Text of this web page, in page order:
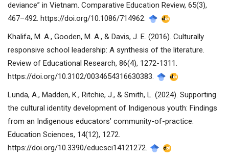
deviance” in Vietnam. Comparative Education Review, 65(3),
467–492. https://doi.org/10.1086/714962.
Khalifa, M. A., Gooden, M. A., & Davis, J. E. (2016). Culturally
responsive school leadership: A synthesis of the literature.
Review of Educational Research, 86(4), 1272-1311.
https://doi.org/10.3102/0034654316630383.
Lunda, A., Madden, K., Ritchie, J., & Smith, L. (2024). Supporting
the cultural identity development of Indigenous youth: Findings
from an Indigenous educators’ community-of-practice.
Education Sciences, 14(12), 1272.
https://doi.org/10.3390/educsci14121272.